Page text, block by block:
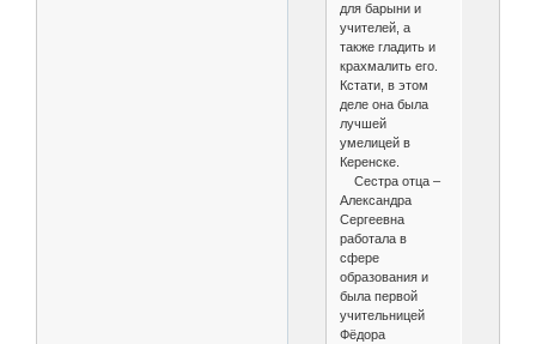
для барыни и
учителей, а
также гладить и
крахмалить его.
Кстати, в этом
деле она была
лучшей
умелицей в
Керенске.
Сестра отца –
Александра
Сергеевна
работала в
сфере
образования и
была первой
учительницей
Фёдора